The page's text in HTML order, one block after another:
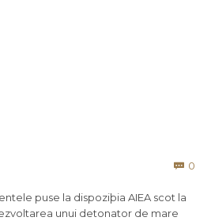
 0
puse la dispoziþia AIEA scot la
unui detonator de mare